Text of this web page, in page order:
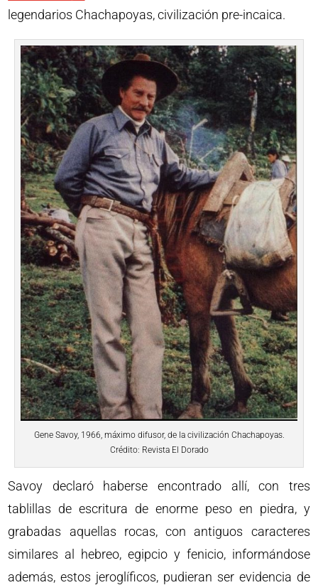
legendarios Chachapoyas, civilización pre-incaica.
Gene Savoy, 1966, máximo difusor, de la civilización Chachapoyas.
Crédito: Revista El Dorado
Savoy declaró haberse encontrado allí, con tres
tablillas de escritura de enorme peso en piedra, y
grabadas aquellas rocas, con antiguos caracteres
similares al hebreo, egipcio y fenicio, informándose
además, estos jeroglíficos, pudieran ser evidencia de